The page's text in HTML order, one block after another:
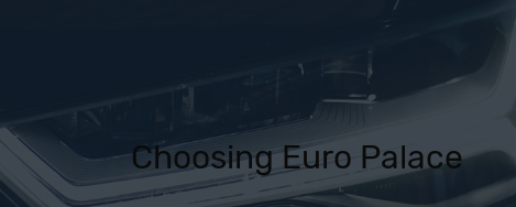
Choosing Euro Palace